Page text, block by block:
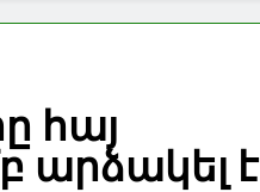
հայ
արձակել է